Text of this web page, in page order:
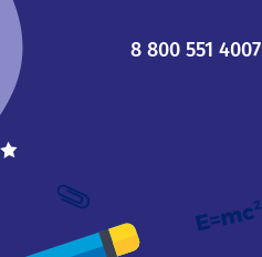
8 800 551 4007